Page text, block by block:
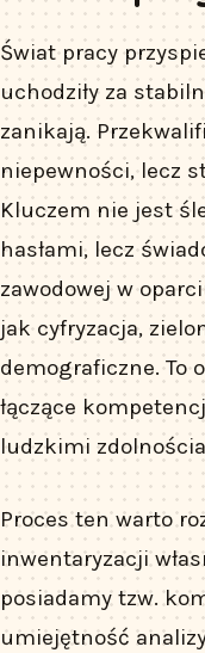
Świat pracy
uchodziły za
zanikają.
niepewności, lecz
Kluczem nie jest
hasłami, lecz
zawodowej w
jak cyfryzacja,
demograficzne. To
łączące
ludzkimi
Proces ten warto
inwentaryzacji
posiadamy tzw.
umiejętność